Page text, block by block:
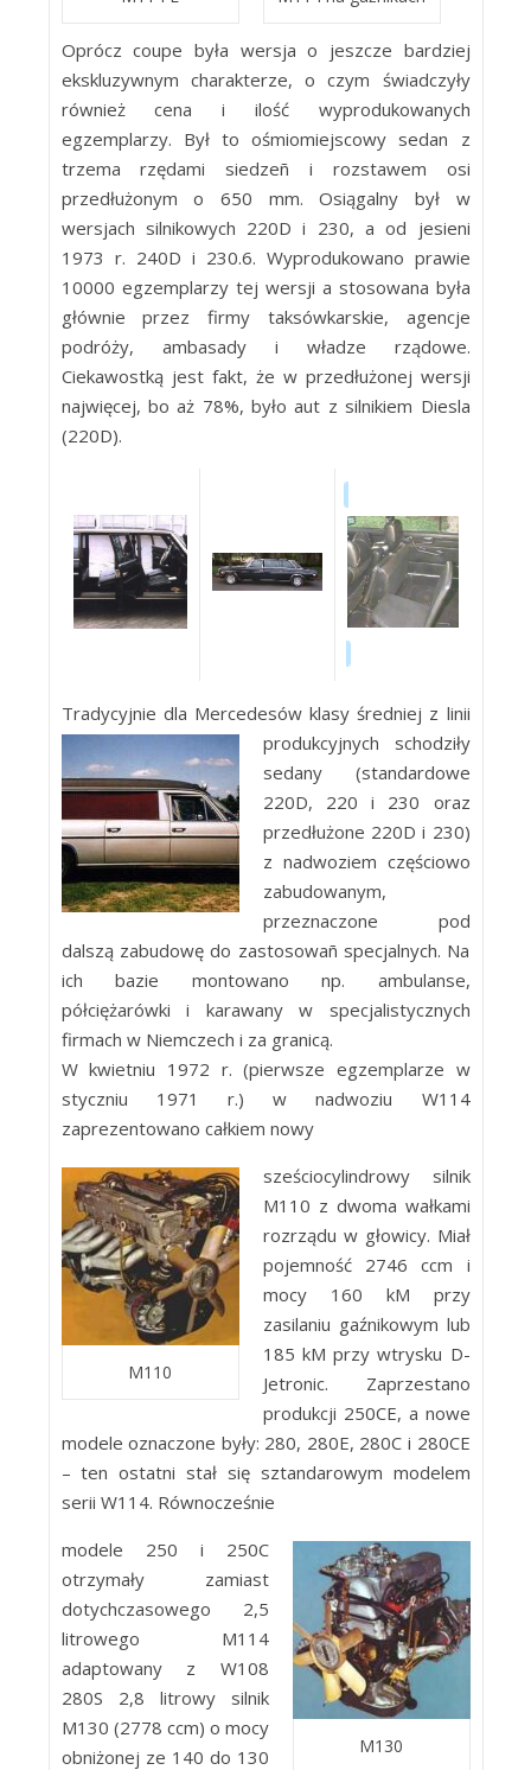
Oprócz coupe była wersja o jeszcze bardziej
ekskluzywnym charakterze, o czym świadczyły
również cena i ilość wyprodukowanych
egzemplarzy. Był to ośmiomiejscowy sedan z
trzema rzędami siedzeñ i rozstawem osi
przedłużonym o 650 mm. Osiągalny był w
wersjach silnikowych 220D i 230, a od jesieni
1973 r. 240D i 230.6. Wyprodukowano prawie
10000 egzemplarzy tej wersji a stosowana była
głównie przez firmy taksówkarskie, agencje
podróży, ambasady i władze rządowe.
Ciekawostką jest fakt, że w przedłużonej wersji
najwięcej, bo aż 78%, było aut z silnikiem Diesla
(220D).
Tradycyjnie dla Mercedesów klasyśredniej z linii
produkcyjnych schodziły
sedany (standardowe
220D, 220 i 230 oraz
przedłużone 220D i 230)
z nadwoziem częściowo
zabudowanym,
przeznaczone pod
dalszą zabudowę do zastosowañ specjalnych. Na
ich bazie montowano np. ambulanse,
półciężarówki i karawany w specjalistycznych
firmach w Niemczech i za granicą.
W kwietniu 1972 r. (pierwsze egzemplarze w
styczniu 1971 r.) w nadwoziu W114
zaprezentowano całkiem nowy
M110
sześciocylindrowy silnik
M110 z dwoma wałkami
rozrządu w głowicy. Miał
pojemność 2746 ccm i
mocy 160 kM przy
zasilaniu gaźnikowym lub
185 kM przy wtrysku D-
Jetronic. Zaprzestano
produkcji 250CE, a nowe
modele oznaczone były: 280, 280E, 280C i 280CE
– ten ostatni stał się sztandarowym modelem
serii W114. Równocześnie
M130
modele 250 i 250C
otrzymały zamiast
dotychczasowego 2,5
litrowego M114
adaptowany z W108
280S 2,8 litrowy silnik
M130 (2778 ccm) o mocy
obniżonej ze 140 do 130